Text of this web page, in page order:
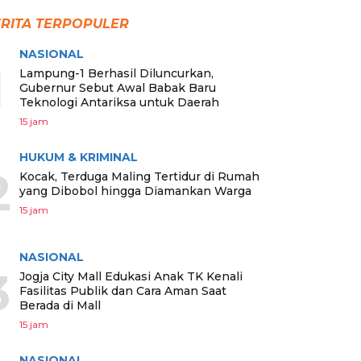
TERPOPULER
NASIONAL
Lampung-1 Berhasil Diluncurkan,
Gubernur Sebut Awal Babak Baru
Teknologi Antariksa untuk Daerah
15 jam
HUKUM & KRIMINAL
Kocak, Terduga Maling Tertidur di Rumah
yang Dibobol hingga Diamankan Warga
15 jam
NASIONAL
Jogja City Mall Edukasi Anak TK Kenali
Fasilitas Publik dan Cara Aman Saat
Berada di Mall
15 jam